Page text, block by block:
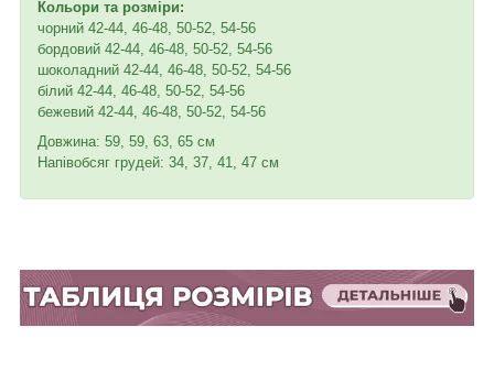
Кольори та розміри:
чорний 42-44, 46-48, 50-52, 54-56
бордовий 42-44, 46-48, 50-52, 54-56
шоколадний 42-44, 46-48, 50-52, 54-56
білий 42-44, 46-48, 50-52, 54-56
бежевий 42-44, 46-48, 50-52, 54-56
Довжина: 59, 59, 63, 65 см
Напівобсяг грудей: 34, 37, 41, 47 см